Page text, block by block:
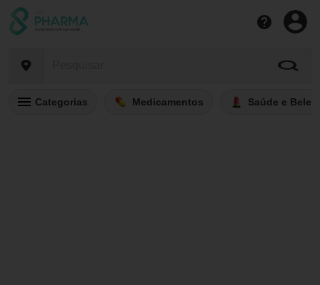
Categorias Medicamentos Saúde e